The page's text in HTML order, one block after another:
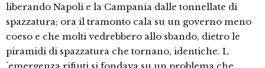
liberando Napoli e la Campania dalle tonnellate di
spazzatura; ora il tramonto cala su un governo meno
coeso e che molti vedrebbero allo sbando, dietro le
piramidi di spazzatura che tornano, identiche. L